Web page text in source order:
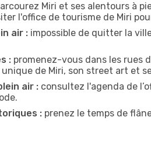
Miri et ses alentours à
l'office de tourisme de Miri
air : impossible de quitter la
: promenez-vous dans les rues
de Miri, son street art et
air : consultez l'agenda de
: prenez le temps de